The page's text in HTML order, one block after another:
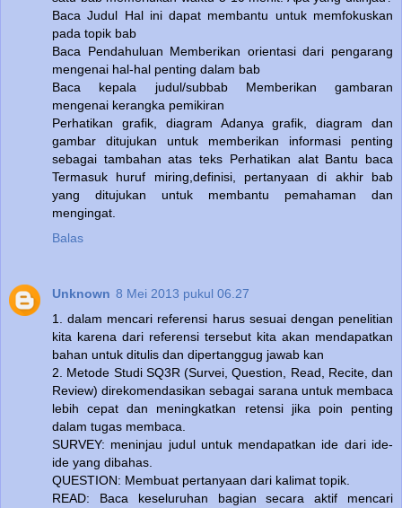
Baca Judul Hal ini dapat membantu untuk memfokuskan
pada topik bab
Baca Pendahuluan Memberikan orientasi dari pengarang
mengenai hal-hal penting dalam bab
Baca kepala judul/subbab Memberikan gambaran
mengenai kerangka pemikiran
Perhatikan grafik, diagram Adanya grafik, diagram dan
gambar ditujukan untuk memberikan informasi penting
sebagai tambahan atas teks Perhatikan alat Bantu baca
Termasuk huruf miring,definisi, pertanyaan di akhir bab
yang ditujukan untuk membantu pemahaman dan
mengingat.
Balas
Unknown 8 Mei 2013 pukul 06.27
1. dalam mencari referensi harus sesuai dengan penelitian
kita karena dari referensi tersebut kita akan mendapatkan
bahan untuk ditulis dan dipertanggug jawab kan
2. Metode Studi SQ3R (Survei, Question, Read, Recite, dan
Review) direkomendasikan sebagai sarana untuk membaca
lebih cepat dan meningkatkan retensi jika poin penting
dalam tugas membaca.
SURVEY: meninjau judul untuk mendapatkan ide dari ide-
ide yang dibahas.
QUESTION: Membuat pertanyaan dari kalimat topik.
READ: Baca keseluruhan bagian secara aktif mencari